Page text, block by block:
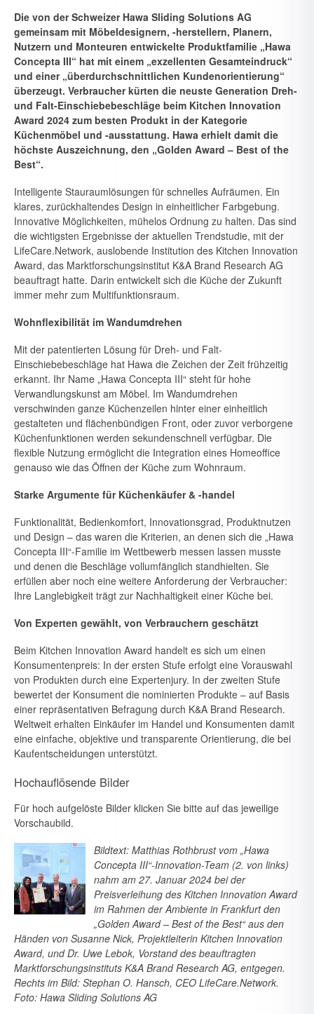
Die von der Schweizer Hawa Sliding Solutions AG
gemeinsam mit Mö­beldesignern, -herstellern, Planern,
Nutzern und Monteuren entwi­ckelte Produktfamilie „Hawa
Concepta III“ hat mit einem „exzellenten Gesamteindruck“
und einer „überdurchschnittlichen Kundenorientie­rung“
überzeugt. Verbraucher kür­ten die neuste Generation Dreh-
und Falt-Einschiebebeschläge beim Kitchen Innovation
Award 2024 zum besten Produkt in der Kategorie
Küchenmöbel und -ausstattung. Hawa erhielt damit die
höchste Auszeichnung, den „Golden Award – Best of the
Best“.
Intelligente Stauraumlösungen für schnelles Aufräumen. Ein
klares, zu­rückhaltendes Design in einheitlicher Farbgebung.
Innovative Möglich­keiten, mühelos Ordnung zu halten. Das sind
die wichtigsten Ergebnisse der aktuellen Trendstudie, mit der
LifeCare.Network, auslobende Insti­tution des Kitchen Innovation
Award, das Marktforschungsinstitut K&A Brand Research AG
beauftragt hatte. Darin entwickelt sich die Küche der Zukunft
immer mehr zum Multifunktionsraum.
Wohnflexibilität im Wandumdrehen
Mit der patentierten Lösung für Dreh- und Falt-
Einschiebebeschläge hat Hawa die Zeichen der Zeit frühzeitig
erkannt. Ihr Name „Hawa Concepta III“ steht für hohe
Verwandlungskunst am Möbel. Im Wandumdrehen
verschwinden ganze Küchenzeilen hinter einer einheitlich
gestalteten und flächenbündigen Front, oder zuvor verborgene
Küchenfunktionen werden sekundenschnell verfügbar. Die
flexible Nutzung ermöglicht die Integration eines Homeoffice
genauso wie das Öffnen der Küche zum Wohnraum.
Starke Argumente für Küchenkäufer & -handel
Funktionalität, Bedienkomfort, Innovationsgrad, Produktnutzen
und Design – das waren die Kriterien, an denen sich die „Hawa
Concepta III“-Familie im Wettbewerb messen lassen musste
und denen die Beschläge vollumfänglich standhielten. Sie
erfüllen aber noch eine weitere Anfor­derung der Verbraucher:
Ihre Langlebigkeit trägt zur Nachhaltigkeit ei­ner Küche bei.
Von Experten gewählt, von Verbrauchern geschätzt
Beim Kitchen Innovation Award handelt es sich um einen
Konsumenten­preis: In der ersten Stufe erfolgt eine Vorauswahl
von Produkten durch eine Expertenjury. In der zweiten Stufe
bewertet der Konsument die no­minierten Produkte – auf Basis
einer repräsentativen Befragung durch K&A Brand Research.
Weltweit erhalten Einkäufer im Handel und Konsu­menten damit
eine einfache, objektive und transparente Orientierung, die bei
Kaufentscheidungen unterstützt.
Hochauflösende Bilder
Für hoch aufgelöste Bilder klicken Sie bitte auf das jeweilige
Vorschaubild.
Bildtext: Matthias Rothbrust vom „Hawa
Concepta III“-Innovation-Team (2. von links)
nahm am 27. Januar 2024 bei der
Preisverleihung des Kitchen Innovation Award
im Rahmen der Ambiente in Frankfurt den
„Golden Award – Best of the Best“ aus den
Händen von Susanne Nick, Projektleiterin Kitchen Innovation
Award, und Dr. Uwe Lebok, Vorstand des beauftragten
Marktforschungsinstituts K&A Brand Research AG, entgegen.
Rechts im Bild: Stephan O. Hansch, CEO LifeCare.Network.
Foto: Hawa Sliding Solutions AG